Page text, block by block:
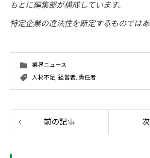
もとに編集部が構成しています。
特定企業の違法性を断定するものではあ
業界ニュース
人材不足, 経営者, 責任者
前の記事